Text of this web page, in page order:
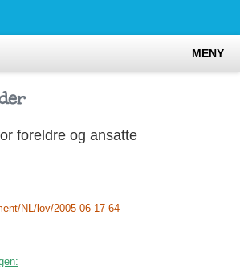
MENY
foreldre og ansatte
NL/lov/2005-06-17-64